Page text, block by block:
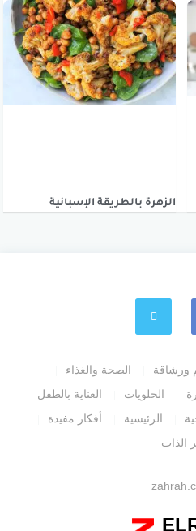
الزهرة بالطريقة الإسبانية
ورشاقة
الصحة والغذاء
الحلويات
العناية بالطفل
الرئيسية
أفكار مفيدة
الذات